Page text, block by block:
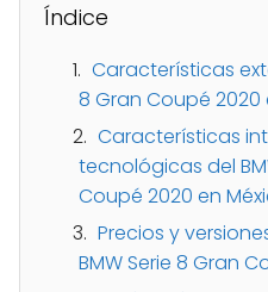
Índice
Características
8 Gran Coupé 2020
Características
tecnológicas del
Coupé 2020 en
Precios y
BMW Serie 8 Gran